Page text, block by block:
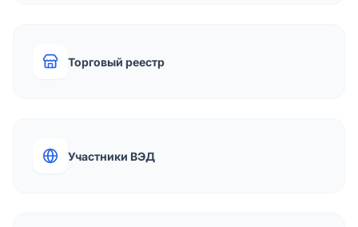
Торговый реестр
Участники ВЭД